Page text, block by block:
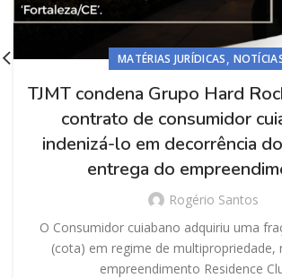
MATÉRIAS JURÍDICAS,
TJMT condena Grupo Hard
contrato de consumidor
indenizá-lo em decorrência
entrega do
Rogério Santos
O Consumidor cuiabano adquiriu uma
(cota) em regime de multipropriedade,
empreendimento Residence